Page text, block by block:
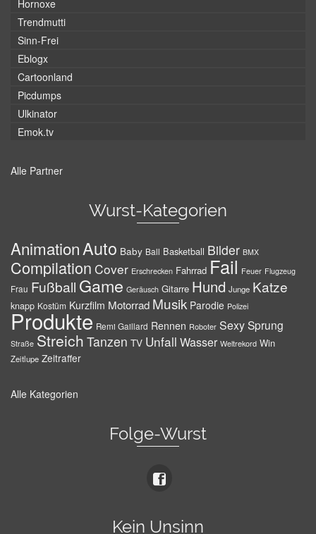
Hornoxe
Trendmutti
Sinn-Frei
Eblogx
Cartoonland
Picdumps
Ulkinator
Emok.tv
Alle Partner
Wurst-Kategorien
AnimationAuto Baby Ball Basketball Bilder BMX
Compilation Cover Erschrecken Fahrrad Fail Feuer Flugzeug
Frau Fußball Game Geräusch Gitarre Hund Junge Katze
knapp Kostüm Kurzfilm Motorrad Musik Parodie Polizei
Produkte Remi Gaillard Rennen Roboter SexySprung
Straße Streich Tanzen TV Unfall Wasser Weltrekord Win
Zeitlupe Zeitraffer
Alle Kategorien
Folge-Wurst
Kein Unsinn